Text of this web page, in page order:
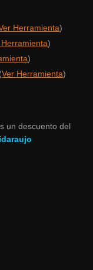
Herramienta)
Herramienta)
)
Ver Herramienta)
un descuento del